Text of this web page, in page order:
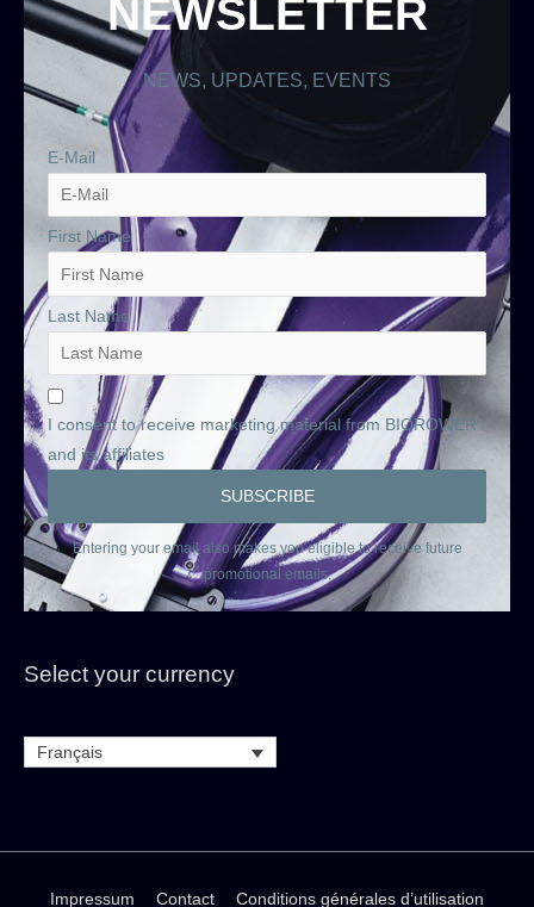
NEWSLETTER
NEWS, UPDATES, EVENTS
E-Mail
First Name
Last Name
I consent to receive marketing material from BIOROWER
and its affiliates
Entering your email also makes you eligible to receive future
promotional emails.
Select your currency
Français
Impressum Contact Conditions générales d’utilisation